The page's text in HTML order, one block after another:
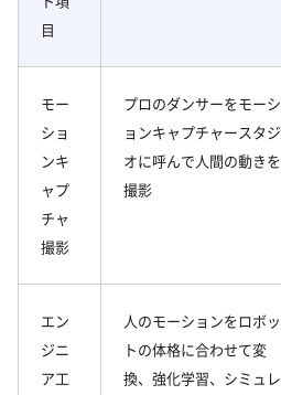
目
モー
ショ
ンキ
ャプ
チャ
撮影
プロのダンサーをモーシ
ョンキャプチャースタジ
オに呼んで人間の動きを
撮影
エン
ジニ
ア工
人のモーションをロボッ
トの体格に合わせて変
換、強化学習、シミュレ